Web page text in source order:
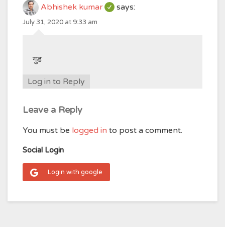
Abhishek kumar says:
July 31, 2020 at 9:33 am
गुड
Log in to Reply
Leave a Reply
You must be logged in to post a comment.
Social Login
Login with google